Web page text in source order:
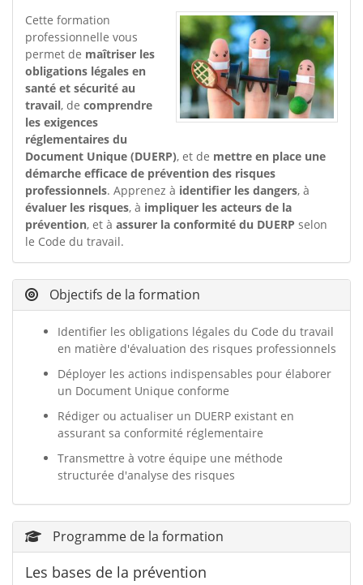
Cette formation
professionnelle vous
permet de maîtriser les
obligations légales en
santé et sécurité au
travail, de comprendre
les exigences
réglementaires du
Document Unique (DUERP), et de mettre en place une
démarche efficace de prévention des risques
professionnels. Apprenez à identifier les dangers, à
évaluer les risques, à impliquer les acteurs de la
prévention, et à assurer la conformité du DUERP selon
le Code du travail.
Objectifs de la formation
Identifier les obligations légales du Code du travail
en matière d'évaluation des risques professionnels
Déployer les actions indispensables pour élaborer
un Document Unique conforme
Rédiger ou actualiser un DUERP existant en
assurant sa conformité réglementaire
Transmettre à votre équipe une méthode
structurée d'analyse des risques
Programme de la formation
Les bases de la prévention